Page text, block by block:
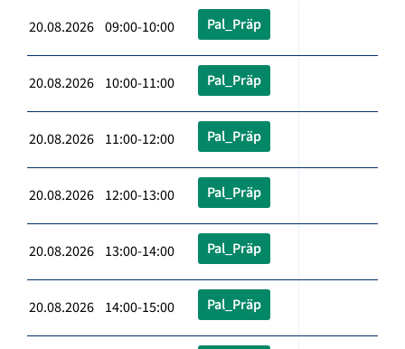
20.08.2026 09:00-10:00 Pal_Präp
20.08.2026 10:00-11:00 Pal_Präp
20.08.2026 11:00-12:00 Pal_Präp
20.08.2026 12:00-13:00 Pal_Präp
20.08.2026 13:00-14:00 Pal_Präp
20.08.2026 14:00-15:00 Pal_Präp